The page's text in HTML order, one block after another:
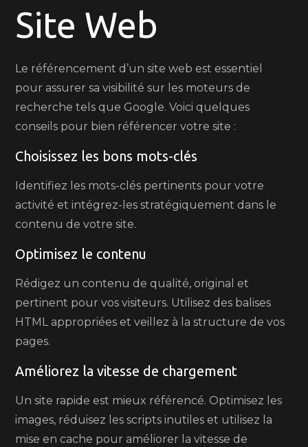
Site Web
Le référencement d’un site web est essentiel
pour assurer sa visibilité sur les moteurs de
recherche tels que Google. Voici quelques
conseils pour bien référencer votre site :
Choisissez les bons mots-clés
Identifiez les mots-clés pertinents pour votre
activité et intégrez-les stratégiquement dans le
contenu de votre site.
Optimisez le contenu
Rédigez un contenu de qualité, original et
pertinent pour vos visiteurs. Utilisez des balises
HTML appropriées et veillez à la structure de vos
pages.
Améliorez la vitesse de chargement
Un site rapide est mieux référencé. Optimisez les
images, réduisez les scripts inutiles et utilisez la
mise en cache pour améliorer la vitesse de